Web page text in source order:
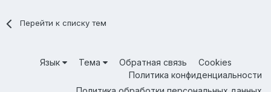
Перейти к списку тем
Язык Тема Обратная связь
Cookies
Политика конфиденциальности